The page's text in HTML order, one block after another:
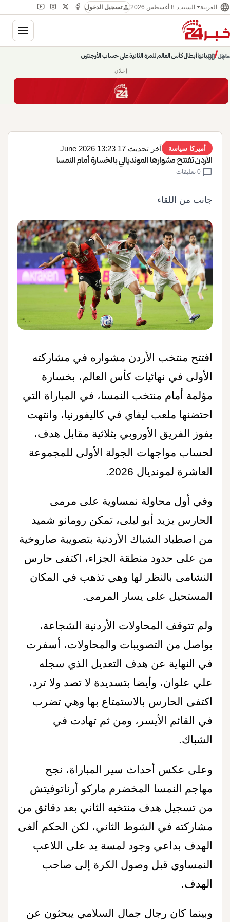
language العربية السبت, 8 أغسطس 2026 personتسجيل الدخول
عاجل/إسبانيا أبطال كأس العالم للمرة الثانية على حساب الأرجنتين
chevron_right
pause
chevron_left
إعلان
أميركا سياسة آخر تحديث 17 June 2026 13:23
الأردن تفتتح مشوارها المونديالي بالخسارة أمام النمسا
chat_bubble
جانب من اللقاء
افتتح منتخب الأردن مشواره في مشاركته
الأولى في نهائيات كأس العالم، بخسارة
مؤلمة أمام منتخب النمسا، في المباراة التي
احتضنها ملعب ليفاي في كاليفورنيا، وانتهت
بفوز الفريق الأوروبي بثلاثية مقابل هدف،
لحساب مواجهات الجولة الأولى للمجموعة
العاشرة لمونديال 2026
.
وفي أول محاولة نمساوية على مرمى
الحارس يزيد أبو ليلى، تمكن رومانو شميد
من اصطياد الشباك الأردنية بتصويبة صاروخية
من على حدود منطقة الجزاء، اكتفى حارس
النشامى بالنظر لها وهي تذهب في المكان
المستحيل على يسار المرمى.
ولم تتوقف المحاولات الأردنية الشجاعة،
بواصل من التصويبات والمحاولات، أسفرت
في النهاية عن هدف التعديل الذي سجله
علي علوان، وأيضا بتسديدة لا تصد ولا ترد،
اكتفى الحارس بالاستمتاع بها وهي تضرب
في القائم الأيسر، ومن ثم تهادت في
الشباك.
وعلى عكس أحداث سير المباراة، نجح
مهاجم النمسا المخضرم ماركو أرناتوفيتش
من تسجيل هدف منتخبه الثاني بعد دقائق من
مشاركته في الشوط الثاني، لكن الحكم ألغى
الهدف بداعي وجود لمسة يد على اللاعب
النمساوي قبل وصول الكرة إلى صاحب
الهدف.
وبينما كان رجال جمال السلامي يبحثون عن